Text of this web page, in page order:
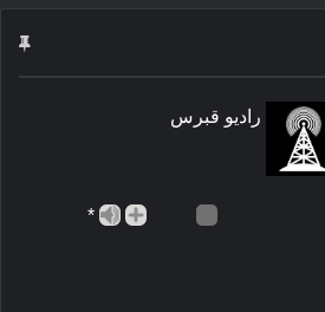
رادیو قبرس
*